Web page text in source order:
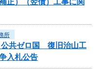
所
公共ゼロ国 復旧治山工
入札公告